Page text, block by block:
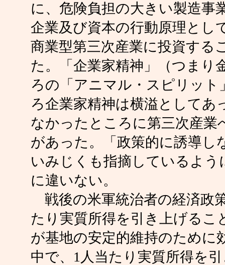
に、危険負担の大きい製造事
企業及び資本の行動原理とし
商業型第三次産業に投資する
た。「企業家精神」（つまり
ろの「アニマル・スピリッ
ろ企業家精神は横溢として
なかったところに第三次産業
があった。「政策的に誘導し
いみじくも指摘しているよ
に違いない。
戦後の米軍統治者の経済政
たり実質所得を引き上げるこ
が基地の安定的維持のために
中で、1人当たり実質所得を